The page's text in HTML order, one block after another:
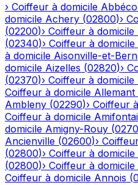
› Coiffeur à domicile
domicile Achery (02800)›
(02200)› Coiffeur à domicile
(02340)› Coiffeur à domicile
à domicile Aisonville-et-
domicile Aizelles (02820)›
(02370)› Coiffeur à domicile
Coiffeur à domicile Allemant
Ambleny (02290)› Coiffeur
Coiffeur à domicile
domicile Amigny-Rouy (
Ancienville (02600)›
(02800)› Coiffeur à domicile
(02800)› Coiffeur à domicile
Coiffeur à domicile Annois (